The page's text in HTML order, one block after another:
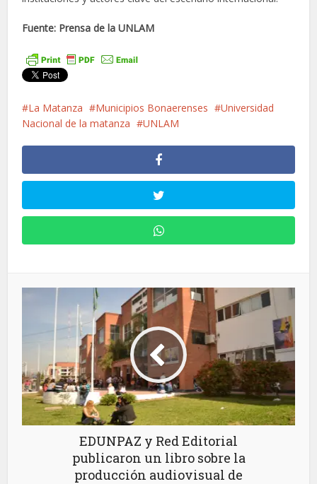
Fuente: Prensa de la UNLAM
La Matanza Municipios Bonaerenses
Universidad
Nacional de la matanza
UNLAM
EDUNPAZ y Red Editorial
publicaron un libro sobre la
producción audiovisual de